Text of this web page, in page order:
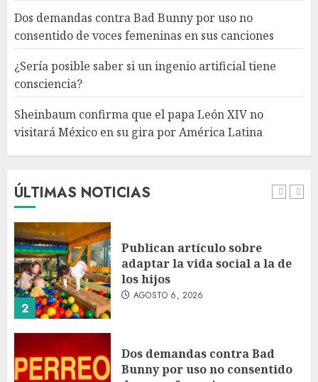
Dos demandas contra Bad Bunny por uso no
consentido de voces femeninas en sus canciones
¿Sería posible saber si un ingenio artificial tiene
consciencia?
Sheinbaum confirma que el papa León XIV no
visitará México en su gira por América Latina
ÚLTIMAS NOTICIAS
5
Sheinbaum confirma que el
papa León XIV no visitará
México en su gira por América
Latina
1
Bacterias en el semen también
AGOSTO 6, 2026
2
Publican artículo sobre
adaptar la vida social a la de
los hijos
AGOSTO 6, 2026
Dos demandas contra Bad
Bunny por uso no consentido